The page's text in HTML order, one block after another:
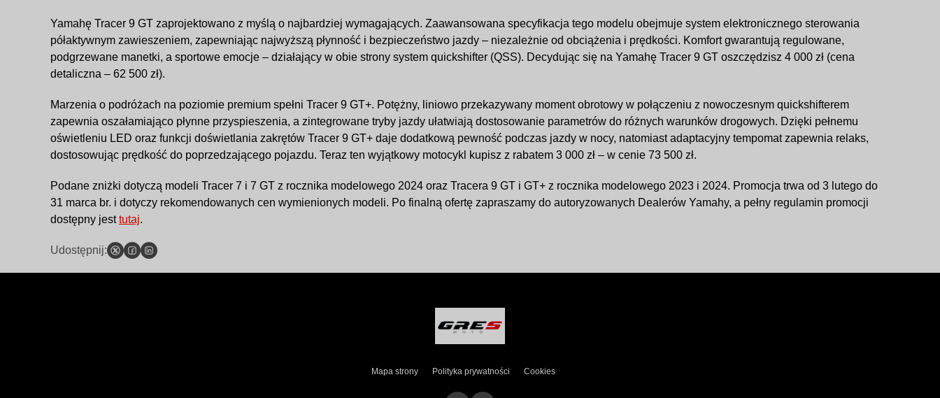
Yamahę Tracer 9 GT zaprojektowano z myślą o najbardziej wymagających. Zaawansowana specyfikacja tego modelu obejmuje system elektronicznego sterowania
półaktywnym zawieszeniem, zapewniając najwyższą płynność i bezpieczeństwo jazdy – niezależnie od obciążenia i prędkości. Komfort gwarantują regulowane,
podgrzewane manetki, a sportowe emocje – działający w obie strony system quickshifter (QSS). Decydując się na Yamahę Tracer 9 GT oszczędzisz 4 000 zł (cena
detaliczna – 62 500 zł).
Marzenia o podróżach na poziomie premium spełni Tracer 9 GT+. Potężny, liniowo przekazywany moment obrotowy w połączeniu z nowoczesnym quickshifterem
zapewnia oszałamiająco płynne przyspieszenia, a zintegrowane tryby jazdy ułatwiają dostosowanie parametrów do różnych warunków drogowych. Dzięki pełnemu
oświetleniu LED oraz funkcji doświetlania zakrętów Tracer 9 GT+ daje dodatkową pewność podczas jazdy w nocy, natomiast adaptacyjny tempomat zapewnia relaks,
dostosowując prędkość do poprzedzającego pojazdu. Teraz ten wyjątkowy motocykl kupisz z rabatem 3 000 zł – w cenie 73 500 zł.
Podane zniżki dotyczą modeli Tracer 7 i 7 GT z rocznika modelowego 2024 oraz Tracera 9 GT i GT+ z rocznika modelowego 2023 i 2024. Promocja trwa od 3 lutego do
31 marca br. i dotyczy rekomendowanych cen wymienionych modeli. Po finalną ofertę zapraszamy do autoryzowanych Dealerów Yamahy, a pełny regulamin promocji
dostępny jesttutaj.
Udostępnij:
Mapa strony Polityka prywatności Cookies